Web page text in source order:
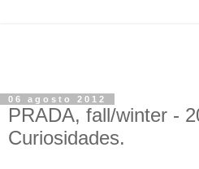
06 agosto 2012
PRADA, fall/winter -
Curiosidades.